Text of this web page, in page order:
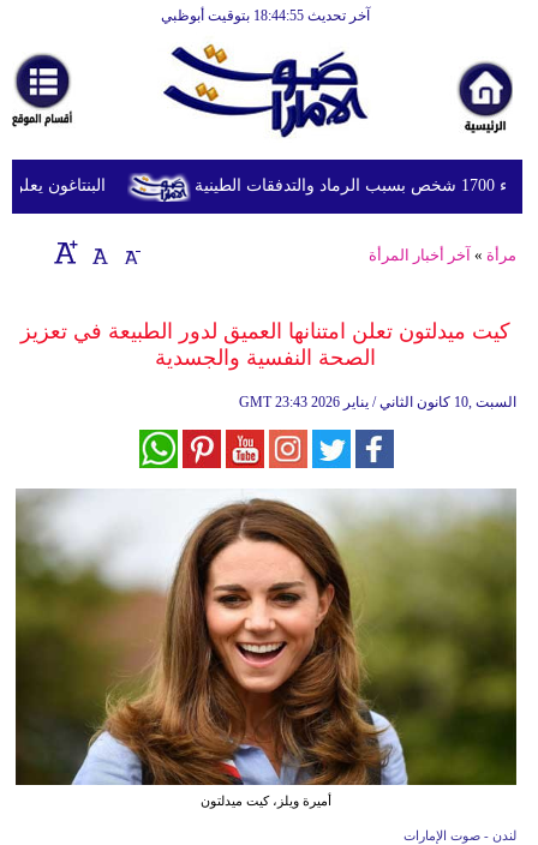
آخر تحديث 18:44:55 بتوقيت أبوظبي
أخبارعاجلة
رياضة
ثقافة
إقتصاد
وموسيقى
وسفر
البنتاغون يعلن
مرأة » آخر أخبار المرأة
كيت ميدلتون تعلن امتنانها العميق لدور الطبيعة في تعزيز
الصحة النفسية والجسدية
GMT 23:43 2026 السبت ,10 كانون الثاني / يناير
أميرة ويلز، كيت ميدلتون
لندن - صوت الإمارات